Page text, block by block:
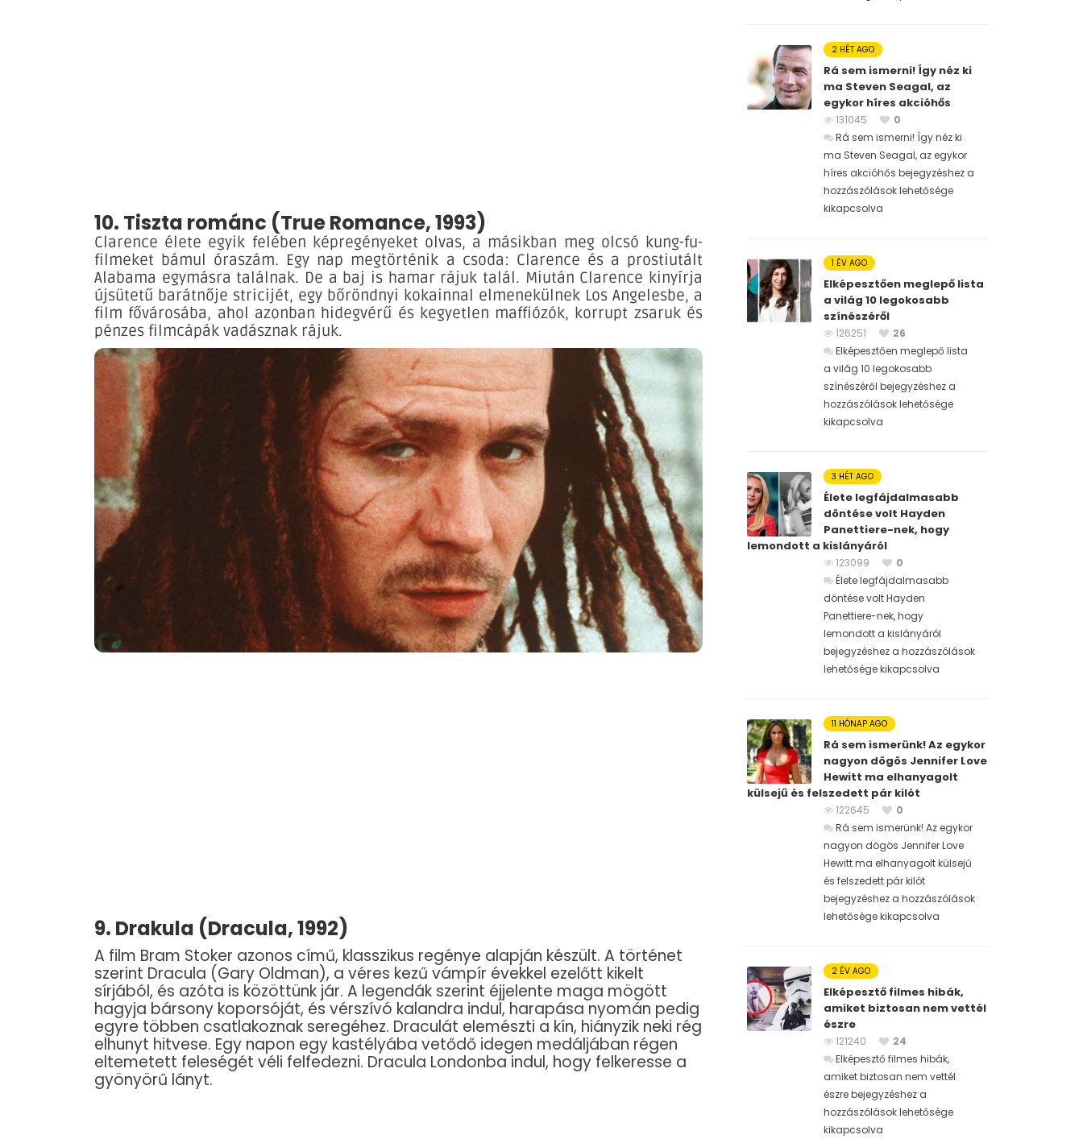
10. Tiszta románc (True Romance, 1993)
Clarence élete egyik felében képregényeket olvas, a másikban meg olcsó kung-fu-
filmeket bámul óraszám. Egy nap megtörténik a csoda: Clarence és a prostiutált
Alabama egymásra találnak. De a baj is hamar rájuk talál. Miután Clarence kinyírja
újsütetű barátnője stricijét, egy bőröndnyi kokainnal elmenekülnek Los Angelesbe, a
film fővárosába, ahol azonban hidegvérű és kegyetlen maffiózók, korrupt zsaruk és
pénzes filmcápák vadásznak rájuk.
9. Drakula (Dracula, 1992)
A film Bram Stoker azonos című, klasszikus regénye alapján készült. A történet
szerint Dracula (Gary Oldman), a véres kezű vámpír évekkel ezelőtt kikelt
sírjából, és azóta is közöttünk jár. A legendák szerint éjjelente maga mögött
hagyja bársony koporsóját, és vérszívó kalandra indul, harapása nyomán pedig
egyre többen csatlakoznak seregéhez. Draculát elemészti a kín, hiányzik neki rég
elhunyt hitvese. Egy napon egy kastélyába vetődő idegen medáljában régen
eltemetett feleségét véli felfedezni. Dracula Londonba indul, hogy felkeresse a
gyönyörű lányt.
2 HÉT AGO
Rá sem ismerni! Így néz ki
ma Steven Seagal, az
egykor híres akcióhős
131045
0
Rá sem ismerni! Így néz ki
ma Steven Seagal, az egykor
híres akcióhős bejegyzéshez a
hozzászólások lehetősége
kikapcsolva
1 ÉV AGO
Elképesztően meglepő lista
a világ 10 legokosabb
színészéről
126251
26
Elképesztően meglepő lista
a világ 10 legokosabb
színészéről bejegyzéshez a
hozzászólások lehetősége
kikapcsolva
3 HÉT AGO
Élete legfájdalmasabb
döntése volt Hayden
Panettiere-nek, hogy
lemondott a kislányáról
123099
0
Élete legfájdalmasabb
döntése volt Hayden
Panettiere-nek, hogy
lemondott a kislányáról
bejegyzéshez a hozzászólások
lehetősége kikapcsolva
11 HÓNAP AGO
Rá sem ismerünk! Az egykor
nagyon dögös Jennifer Love
Hewitt ma elhanyagolt
külsejű és felszedett pár kilót
122645
0
Rá sem ismerünk! Az egykor
nagyon dögös Jennifer Love
Hewitt ma elhanyagolt külsejű
és felszedett pár kilót
bejegyzéshez a hozzászólások
lehetősége kikapcsolva
2 ÉV AGO
Elképesztő filmes hibák,
amiket biztosan nem vettél
észre
121240
24
Elképesztő filmes hibák,
amiket biztosan nem vettél
észre bejegyzéshez a
hozzászólások lehetősége
kikapcsolva